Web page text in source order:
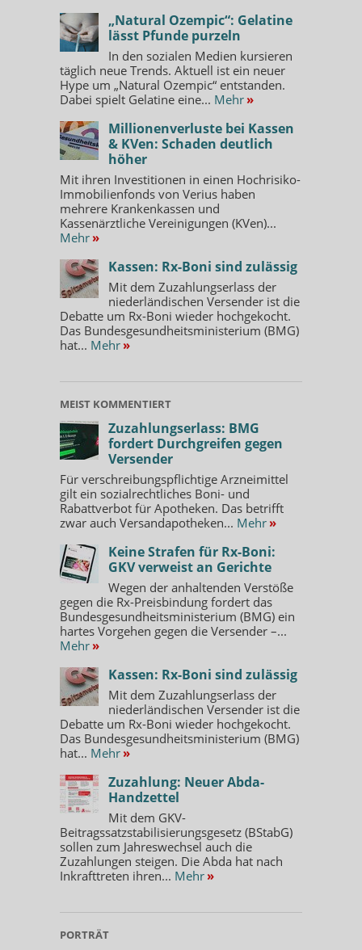
„Natural Ozempic“: Gelatine
lässt Pfunde purzeln
In den sozialen Medien kursieren
täglich neue Trends. Aktuell ist ein neuer
Hype um „Natural Ozempic“ entstanden.
Dabei spielt Gelatine eine... Mehr »
Millionenverluste bei Kassen
& KVen: Schaden deutlich
höher
Mit ihren Investitionen in einen Hochrisiko-
Immobilienfonds von Verius haben
mehrere Krankenkassen und
Kassenärztliche Vereinigungen (KVen)...
Mehr »
Kassen: Rx-Boni sind zulässig
Mit dem Zuzahlungserlass der
niederländischen Versender ist die
Debatte um Rx-Boni wieder hochgekocht.
Das Bundesgesundheitsministerium (BMG)
hat... Mehr »
MEIST KOMMENTIERT
Zuzahlungserlass: BMG
fordert Durchgreifen gegen
Versender
Für verschreibungspflichtige Arzneimittel
gilt ein sozialrechtliches Boni- und
Rabattverbot für Apotheken. Das betrifft
zwar auch Versandapotheken... Mehr »
Keine Strafen für Rx-Boni:
GKV verweist an Gerichte
Wegen der anhaltenden Verstöße
gegen die Rx-Preisbindung fordert das
Bundesgesundheitsministerium (BMG) ein
hartes Vorgehen gegen die Versender –...
Mehr »
Kassen: Rx-Boni sind zulässig
Mit dem Zuzahlungserlass der
niederländischen Versender ist die
Debatte um Rx-Boni wieder hochgekocht.
Das Bundesgesundheitsministerium (BMG)
hat... Mehr »
Zuzahlung: Neuer Abda-
Handzettel
Mit dem GKV-
Beitragssatzstabilisierungsgesetz (BStabG)
sollen zum Jahreswechsel auch die
Zuzahlungen steigen. Die Abda hat nach
Inkrafttreten ihren... Mehr »
PORTRÄT